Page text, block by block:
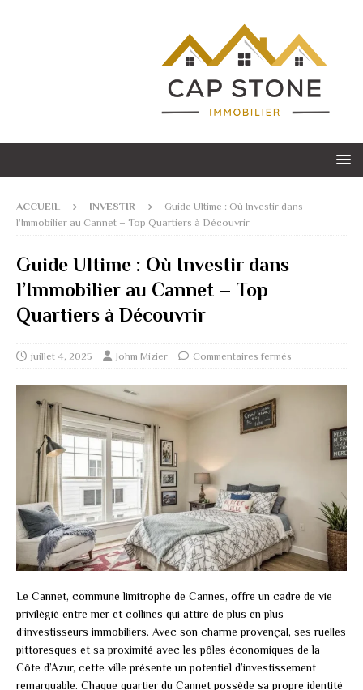
ACCUEIL INVESTIR
Guide Ultime : Où Investir dans
l’Immobilier au Cannet – Top Quartiers à Découvrir
Guide Ultime : Où Investir dans
l’Immobilier au Cannet – Top
Quartiers à Découvrir
juillet 4, 2025 Johm Mizier Commentaires fermés
Le Cannet, commune limitrophe de Cannes, offre un cadre de vie
privilégié entre mer et collines qui attire de plus en plus
d’investisseurs immobiliers. Avec son charme provençal, ses ruelles
pittoresques et sa proximité avec les pôles économiques de la
Côte d’Azur, cette ville présente un potentiel d’investissement
remarquable. Chaque quartier du Cannet possède sa propre identité